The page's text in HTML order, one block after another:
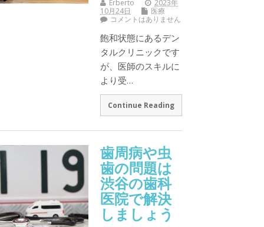
Erberto
2023年
10月24日
医療
コメントはありません
飽和状態にあるデン
タルクリニックです
が、医師のスキルに
より受…
Continue Reading
歯周病や虫
歯の問題は
渋谷の歯科
医院で解決
しましょう